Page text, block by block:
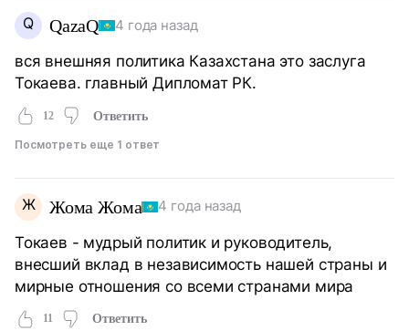
Q QazaQ 4 года назад
вся внешняя политика Казахстана это заслуга
Токаева. главный Дипломат РК.
12 Ответить
Посмотреть еще 1 ответ
Ж Жома Жома 4 года назад
Токаев - мудрый политик и руководитель,
внесший вклад в независимость нашей страны и
мирные отношения со всеми странами мира
11 Ответить